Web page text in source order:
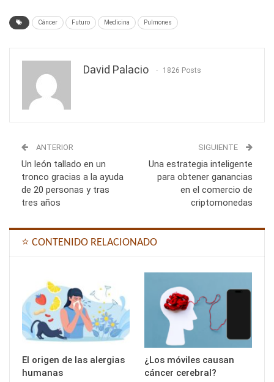
Cáncer Futuro Medicina Pulmones
David Palacio 1826 Posts
ANTERIOR
Un león tallado en un
tronco gracias a la ayuda
de 20 personas y tras
tres años
SIGUIENTE
Una estrategia inteligente
para obtener ganancias
en el comercio de
criptomonedas
⭐ CONTENIDO RELACIONADO
El origen de las alergias
humanas
¿Los móviles causan
cáncer cerebral?